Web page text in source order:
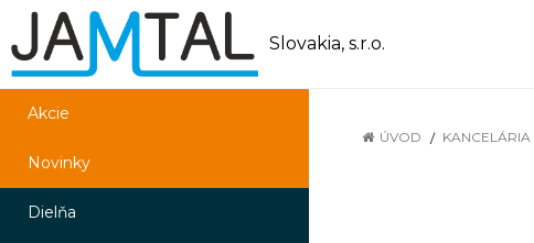
Slovakia, s.r.o.
Akcie
Novinky
Dielňa
ÚVOD KANCELÁRIA